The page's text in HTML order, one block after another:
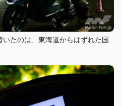
たのは、東海道からはずれた国